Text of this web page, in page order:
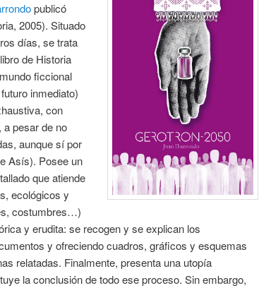
publicó
2005). Situado
días, se trata
de Historia
ficcional
inmediato)
con
pesar de no
aunque sí por
Asís). Posee un
que atiende
ecológicos y
costumbres…)
y erudita: se recogen y se explican los
y ofreciendo cuadros, gráficos y esquemas
relatadas. Finalmente, presenta una utopía
la conclusión de todo ese proceso. Sin embargo,